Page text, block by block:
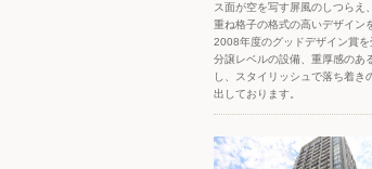
ス面が空を写す屏風のしつらえ
重ね格子の格式の高いデザイン
2008年度のグッドデザイン賞を
分譲レベルの設備、重厚感のあ
し、スタイリッシュで落ち着き
出しております。